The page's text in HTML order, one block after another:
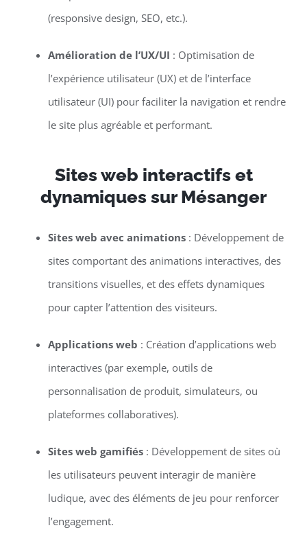
(responsive design, SEO, etc.).
Amélioration de l’UX/UI : Optimisation de
l’expérience utilisateur (UX) et de l’interface
utilisateur (UI) pour faciliter la navigation et rendre
le site plus agréable et performant.
Sites web interactifs et
dynamiques sur Mésanger
Sites web avec animations: Développement de
sites comportant des animations interactives, des
transitions visuelles, et des effets dynamiques
pour capter l’attention des visiteurs.
Applications web : Création d’applications web
interactives (par exemple, outils de
personnalisation de produit, simulateurs, ou
plateformes collaboratives).
Sites web gamifiés: Développement de sites où
les utilisateurs peuvent interagir de manière
ludique, avec des éléments de jeu pour renforcer
l’engagement.